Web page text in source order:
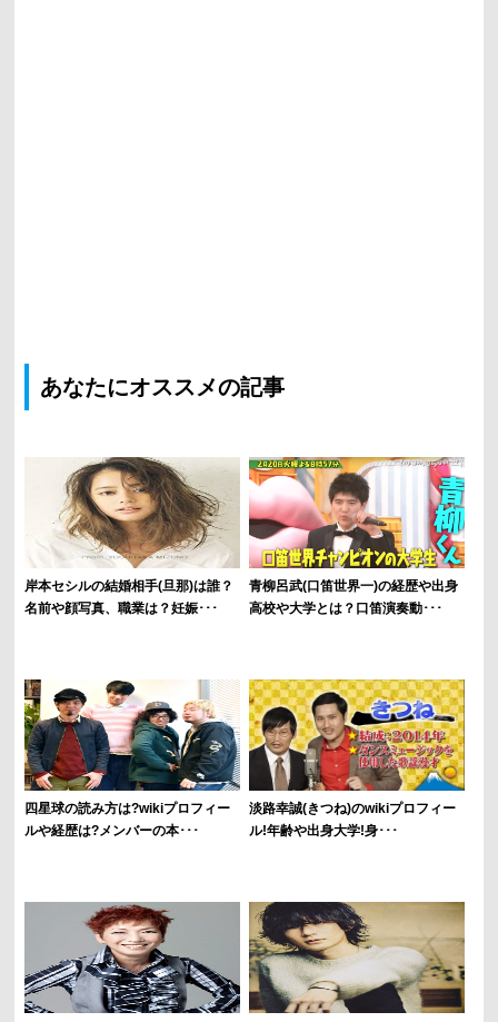
あなたにオススメの記事
岸本セシルの結婚相手(旦那)は誰？
名前や顔写真、職業は？妊娠･･･
青柳呂武(口笛世界一)の経歴や出身
高校や大学とは？口笛演奏動･･･
四星球の読み方は?wikiプロフィー
ルや経歴は?メンバーの本･･･
淡路幸誠(きつね)のwikiプロフィー
ル!年齢や出身大学!身･･･